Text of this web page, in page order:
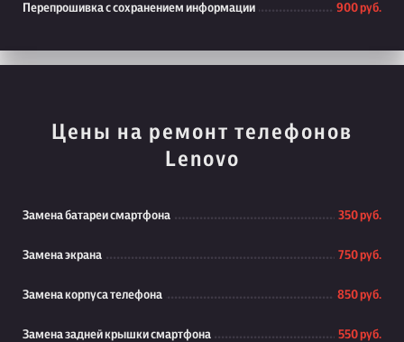
Перепрошивка с сохранением информации 900 руб.
Цены на ремонт телефонов
Lenovo
Замена батареи смартфона 350 руб.
Замена экрана 750 руб.
Замена корпуса телефона 850 руб.
Замена задней крышки смартфона 550 руб.